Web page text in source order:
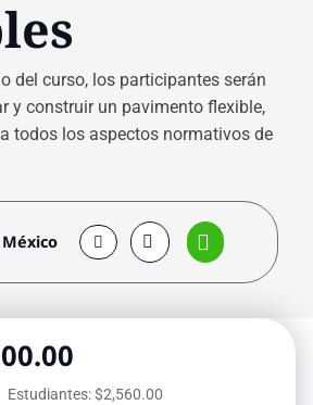
del curso, los participantes serán
y construir un pavimento flexible,
todos los aspectos normativos de
Estudiantes: $2,560.00